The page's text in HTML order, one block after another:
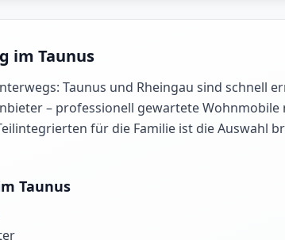
im Taunus
Taunus und Rheingau sind schnell
– professionell gewartete
für die Familie ist die Auswahl
Taunus